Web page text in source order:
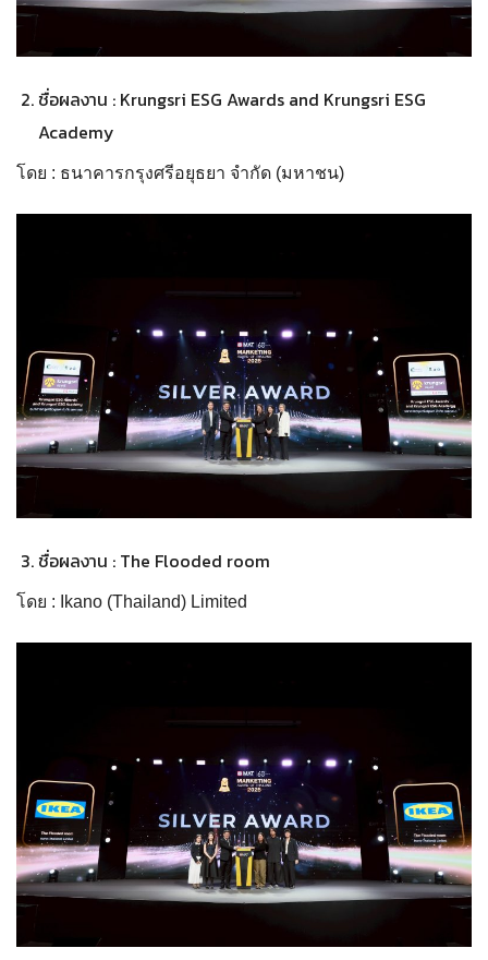
ชื่อผลงาน : Krungsri ESG Awards and Krungsri ESG
Academy
โดย : ธนาคารกรุงศรีอยุธยา จำกัด (มหาชน)
ชื่อผลงาน : The Flooded room
โดย : Ikano (Thailand) Limited